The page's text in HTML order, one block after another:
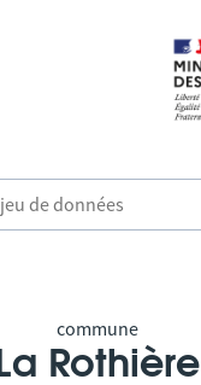
commune
La Rothière